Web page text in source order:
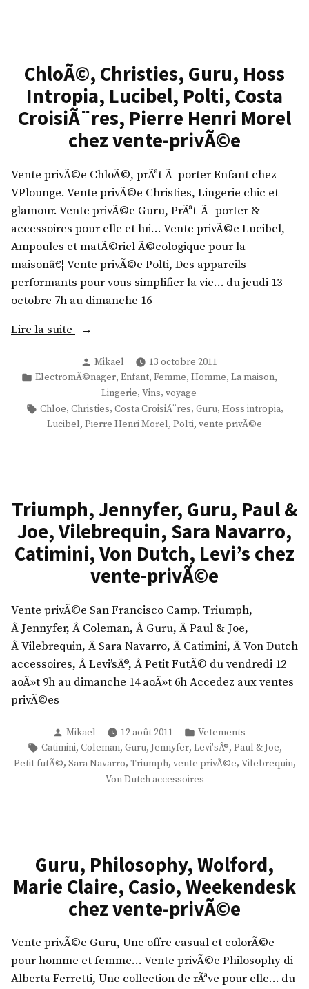
m
p
,
M
a
r
s
h
m
a
l
u
x
a
v
e
p
i
v
e
ChloÃ©, Christies, Guru, Hoss
Intropia, Lucibel, Polti, Costa
CroisiÃ¨res, Pierre Henri Morel
chez vente-privÃ©e
Vente privÃ©e ChloÃ©, prÃªt Ã porter Enfant chez
VPlounge. Vente privÃ©e Christies, Lingerie chic et
glamour. Vente privÃ©e Guru, PrÃªt-Ã -porter &
accessoires pour elle et lui… Vente privÃ©e Lucibel,
Ampoules et matÃ©riel Ã©cologique pour la
maisonâ€¦ Vente privÃ©e Polti, Des appareils
performants pour vous simplifier la vie… du jeudi 13
octobre 7h au dimanche 16
Lire la suite
h
o
h
r
s
e
s
,
G
u
u
,
H
t
r
o
i
a
,
Publié
par
Mikael
13 octobre 2011
Publié
ElectromÃ©nager, Enfant, Femme, Homme, La maison,
Lingerie, Vins, voyage
Étiquettes :
Chloe, Christies, Costa CroisiÃ¨res, Guru, Hoss intropia,
Lucibel, Pierre Henri Morel, Polti, vente privÃ©e
Triumph, Jennyfer, Guru, Paul &
Joe, Vilebrequin, Sara Navarro,
Catimini, Von Dutch, Levi’s chez
vente-privÃ©e
Vente privÃ©e San Francisco Camp. Triumph,
Â Jennyfer, Â Coleman, Â Guru, Â Paul & Joe,
Â Vilebrequin, Â Sara Navarro, Â Catimini, Â Von Dutch
accessoires, Â Levi’sÂ®, Â Petit FutÃ© du vendredi 12
aoÃ»t 9h au dimanche 14 aoÃ»t 6h Accedez aux ventes
privÃ©es
Publié
par
Mikael 12 août 2011
Publié
dans
Vetements
Étiquettes :
Catimini, Coleman, Guru, Jennyfer, Levi'sÂ®, Paul & Joe,
Petit futÃ©, Sara Navarro, Triumph, vente privÃ©e, Vilebrequin,
Von Dutch accessoires
Guru, Philosophy, Wolford,
Marie Claire, Casio, Weekendesk
chez vente-privÃ©e
Vente privÃ©e Guru, Une offre casual et colorÃ©e
pour homme et femme… Vente privÃ©e Philosophy di
Alberta Ferretti, Une collection de rÃªve pour elle… du